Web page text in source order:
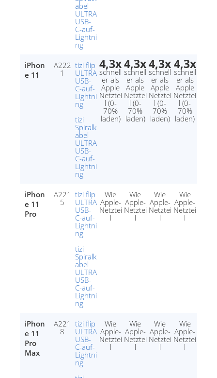
abel
ULTRA
USB-
C-auf-
Lightni
ng
iPhon
e 11
A222
1
tizi flip
ULTRA
USB-
C-auf-
Lightni
ng
tizi
Spiralk
abel
ULTRA
USB-
C-auf-
Lightni
ng
4,3x
schnell
er als
Apple
Netztei
l (0-
70%
laden)
4,3x
schnell
er als
Apple
Netztei
l (0-
70%
laden)
4,3x
schnell
er als
Apple
Netztei
l (0-
70%
laden)
4,3x
schnell
er als
Apple
Netztei
l (0-
70%
laden)
iPhon
e 11
Pro
A221
5
tizi flip
ULTRA
USB-
C-auf-
Lightni
ng
tizi
Spiralk
abel
ULTRA
USB-
C-auf-
Lightni
ng
Wie
Apple-
Netztei
l
Wie
Apple-
Netztei
l
Wie
Apple-
Netztei
l
Wie
Apple-
Netztei
l
iPhon
e 11
Pro
Max
A221
8
tizi flip
ULTRA
USB-
C-auf-
Lightni
ng
Wie
Apple-
Netztei
l
Wie
Apple-
Netztei
l
Wie
Apple-
Netztei
l
Wie
Apple-
Netztei
l